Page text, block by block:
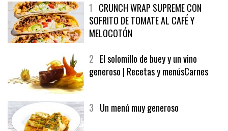
1 CRUNCH WRAP SUPREME CON
SOFRITO DE TOMATE AL CAFÉ Y
MELOCOTÓN
2 El solomillo de buey y un vino
generoso | Recetas y menúsCarnes
3 Un menú muy generoso